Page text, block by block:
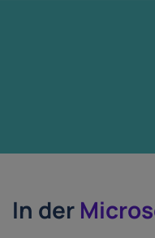
In der